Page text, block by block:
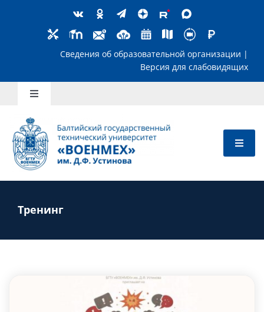
Сведения об образовательной
Toggle
Школьникам
Абитуриентам
Преподавателям
Тренинг